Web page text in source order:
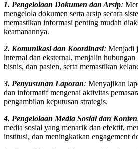
1. Pengelolaan Dokumen dan Arsip:
mengelola dokumen serta arsip secara
memastikan informasi penting mudah
keamanannya.
2. Komunikasi dan Koordinasi: Menjadi
internal dan eksternal, menjalin hubungan
bisnis, dan pasien, serta memastikan
3. Penyusunan Laporan: Menyajikan
dan informatif mengenai aktivitas
pengambilan keputusan strategis.
4. Pengelolaan Media Sosial dan
media sosial yang menarik dan efektif,
institusi, dan meningkatkan engagement